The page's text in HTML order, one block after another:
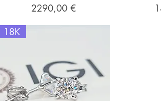
Prezzo
2290,00 €
18K